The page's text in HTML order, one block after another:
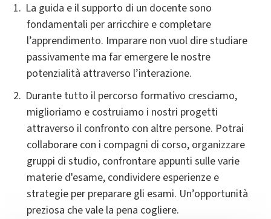
La guida e il supporto di un docente sono
fondamentali per arricchire e completare
l’apprendimento. Imparare non vuol dire studiare
passivamente ma far emergere le nostre
potenzialità attraverso l’interazione.
Durante tutto il percorso formativo cresciamo,
miglioriamo e costruiamo i nostri progetti
attraverso il confronto con altre persone. Potrai
collaborare con i compagni di corso, organizzare
gruppi di studio, confrontare appunti sulle varie
materie d'esame, condividere esperienze e
strategie per preparare gli esami. Un’opportunità
preziosa che vale la pena cogliere.